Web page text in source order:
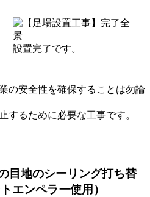
設置完了です。
の安全性を確保することは勿論
するために必要な工事です。
目地のシーリング打ち替
エンペラー使用）